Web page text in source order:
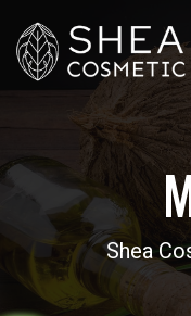
Shea